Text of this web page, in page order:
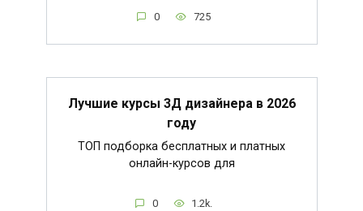
0 725
Лучшие курсы 3Д дизайнера в 2026
году
ТОП подборка бесплатных и платных
онлайн-курсов для
0 1.2k.